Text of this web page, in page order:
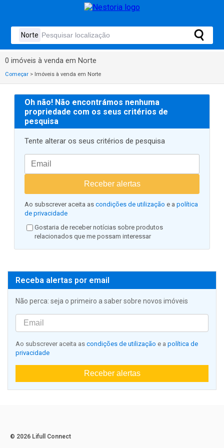
0 imóveis à venda em Norte
Começar > Imóveis à venda em Norte
Oh não! Não encontrámos nenhuma
propriedade com os seus critérios de
pesquisa
Tente alterar os seus critérios de pesquisa
Receber alertas
Ao subscrever aceita as condições de utilização e a política
de privacidade
Gostaria de receber notícias sobre produtos
relacionados que me possam interessar
Receba alertas por email
Não perca: seja o primeiro a saber sobre novos imóveis
Ao subscrever aceita as condições de utilização e a política de
privacidade
Receber alertas
© 2026 Lifull Connect